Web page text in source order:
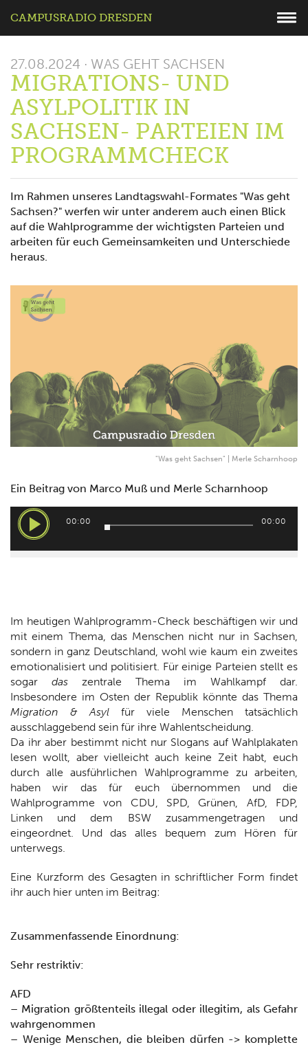
CAMPUSRADIO DRESDEN
27.08.2024 · WAS GEHT SACHSEN
MIGRATIONS- UND
ASYLPOLITIK IN
SACHSEN- PARTEIEN IM
PROGRAMMCHECK
Im Rahmen unseres Landtagswahl-Formates "Was geht
Sachsen?" werfen wir unter anderem auch einen Blick
auf die Wahlprogramme der wichtigsten Parteien und
arbeiten für euch Gemeinsamkeiten und Unterschiede
heraus.
"Was geht Sachsen" | Merle Scharnhoop
Ein Beitrag von Marco Muß und Merle Scharnhoop
Audio-
Player
00:00 00:00
Im heutigen Wahlprogramm-Check beschäftigen wir und
mit einem Thema, das Menschen nicht nur in Sachsen,
sondern in ganz Deutschland, wohl wie kaum ein zweites
emotionalisiert und politisiert. Für einige Parteien stellt es
sogar das zentrale Thema im Wahlkampf dar.
Insbesondere im Osten der Republik könnte das Thema
Migration & Asyl für viele Menschen tatsächlich
ausschlaggebend sein für ihre Wahlentscheidung.
Da ihr aber bestimmt nicht nur Slogans auf Wahlplakaten
lesen wollt, aber vielleicht auch keine Zeit habt, euch
durch alle ausführlichen Wahlprogramme zu arbeiten,
haben wir das für euch übernommen und die
Wahlprogramme von CDU, SPD, Grünen, AfD, FDP,
Linken und dem BSW zusammengetragen und
eingeordnet. Und das alles bequem zum Hören für
unterwegs.
Eine Kurzform des Gesagten in schriftlicher Form findet
ihr auch hier unten im Beitrag:
Zusammenfassende Einordnung:
Sehr restriktiv:
AFD
– Migration größtenteils illegal oder illegitim, als Gefahr
wahrgenommen
– Wenige Menschen, die bleiben dürfen -> komplette